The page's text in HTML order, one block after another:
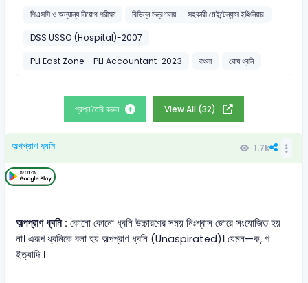
পিএসসি ও অন্যান্য নিয়োগ পরীক্ষা
বিভিন্ন মন্ত্রণালয় — সহকারী মেইন্টেন্যান্স ইঞ্জিনিয়ার
DSS USSO (Hospital)-2007
PLI East Zone – PLI Accountant-2023
বাংলা ঘোষ ধ্বনি
প্রশ্ন তৈরি করুন View All (32)
অল্পপ্রাণ ধ্বনি 1.7k
অল্পপ্রাণ ধ্বনি :কোনো কোনো ধ্বনি উচ্চারণের সময় নিঃশ্বাস জোরে সংযোজিত হয়
না। এরূপ ধ্বনিকে বলা হয় অল্পপ্রাণ ধ্বনি (Unaspirated)। যেমন—ক, গ
ইত্যাদি ।